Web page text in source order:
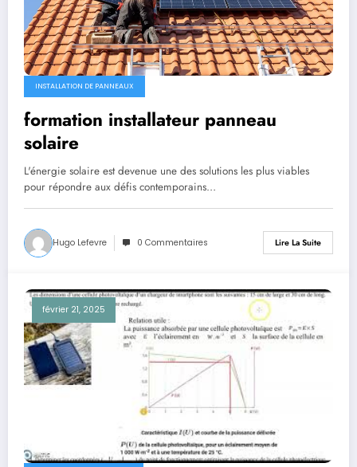
INSTALLATION DE PANNEAUX
formation installateur panneau
solaire
L'énergie solaire est devenue une des solutions les plus viables
pour répondre aux défis contemporains…
Hugo Lefevre 0 Commentaires Lire La Suite
février 21, 2025